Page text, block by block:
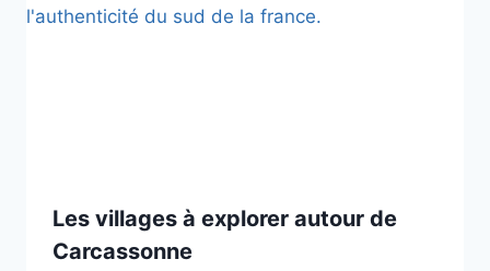
Les villages à explorer autour de
Carcassonne